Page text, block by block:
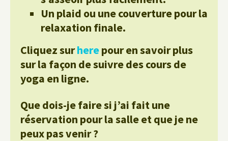
Un plaid ou une couverture pour la
relaxation finale.
Cliquez surherepour en savoir plus
sur la façon de suivre des cours de
yoga en ligne.
Que dois-je faire si j’ai fait une
réservation pour la salle et que je ne
peux pas venir ?